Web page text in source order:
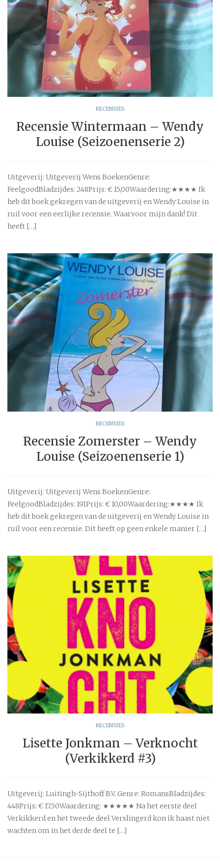
RECENSIES
Recensie Wintermaan – Wendy
Louise (Seizoenenserie 2)
Uitgeverij: Uitgeverij Wens BoekenGenre:
FeelgoodBladzijdes: 248Prijs: € 15,00Waardering:★★★★ Ik
heb dit boek gekregen van de uitgeverij en Wendy Louise in
ruil voor een eerlijke recensie. Waarvoor mijn dank! Dit
heeft […]
RECENSIES
Recensie Zomerster – Wendy
Louise (Seizoenenserie 1)
Uitgeverij: Uitgeverij Wens BoekenGenre:
FeelgoodBladzijdes: 191Prijs: € 10,00Waardering:★★★★ Ik
heb dit boek gekregen van de uitgeverij en Wendy Louise in
ruil voor een recensie. Dit heeft op geen enkele manier […]
RECENSIES
Lisette Jonkman – Verknocht
(Verkikkerd #3)
Uitgeverij: Luitingh-Sijthoff B.V. Genre: RomansBladzijdes:
448Prijs: € 17,50Waardering: ★★★★★ Na het eerste deel
Verkikkerd en het tweede deel Verslingerd kon ik haast niet
wachten om in het derde deel te […]